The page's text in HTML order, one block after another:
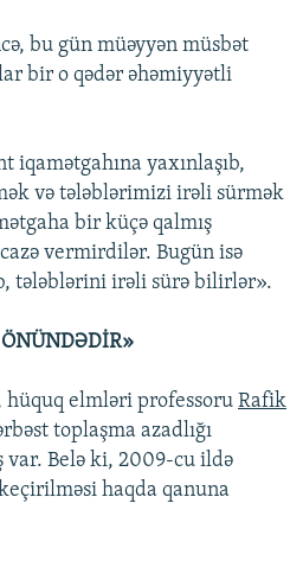
bu gün müəyyən müsbət
bir o qədər əhəmiyyətli
iqamətgahına yaxınlaşıb,
və tələblərimizi irəli sürmək
bir küçə qalmış
vermirdilər. Bugün isə
tələblərini irəli sürə bilirlər».
elmləri professoru Rafik
toplaşma azadlığı
var. Belə ki, 2009-cu ildə
haqda qanuna